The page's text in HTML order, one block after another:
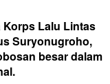
Korps Lalu Lintas
Suryonugroho,
besar dalam